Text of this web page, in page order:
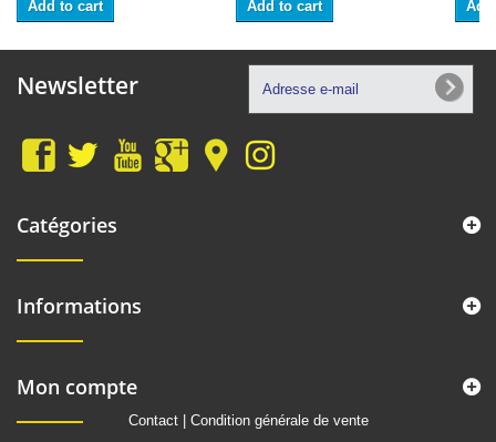
Add to cart Add to cart
Newsletter
Catégories
Informations
Contact| Condition générale de vente
Mon compte